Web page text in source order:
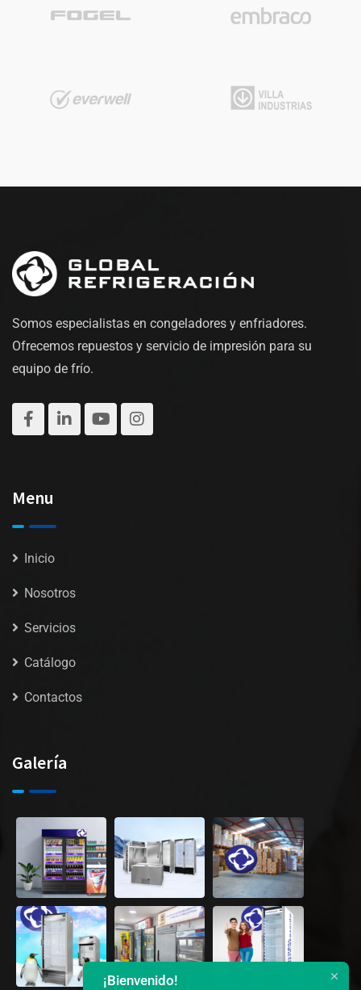
Somos especialistas en congeladores y enfriadores.
Ofrecemos repuestos y servicio de impresión para su
equipo de frío.
Menu
Inicio
Nosotros
Servicios
Catálogo
Contactos
Galería
¡Bienvenido!